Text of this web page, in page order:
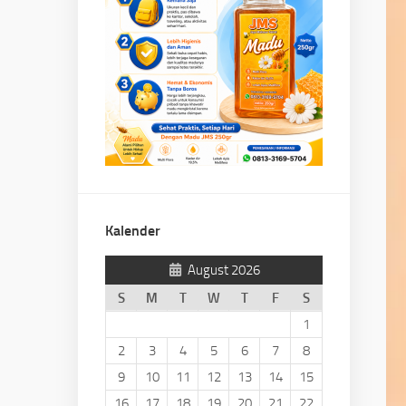
Kalender
August 2026
S
M T W T F
S
1
2
3 4 5 6 7
8
9
10 11 12 13 14
15